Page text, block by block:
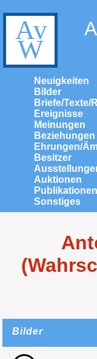
Neuigkeiten
Bilder
Briefe/Texte/
Ereignisse
Meinungen
Beziehungen
Ehrungen/
Besitzer
Auktionen
Publikationen
Sonstiges
Bilder